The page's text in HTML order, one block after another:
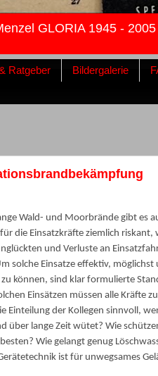
GLORIA 1945 - 2005
Ratgeber Bildergalerie
Wald- und Moorbrände gibt es
die Einsatzkräfte ziemlich riskant,
und Verluste an
solche Einsatze effektiv, möglichst
können, sind klar formulierte
Einsätzen müssen alle Kräfte
Einteilung der Kollegen sinnvoll,
über lange Zeit wütet? Wie
Wie gelangt genug
ist für unwegsames